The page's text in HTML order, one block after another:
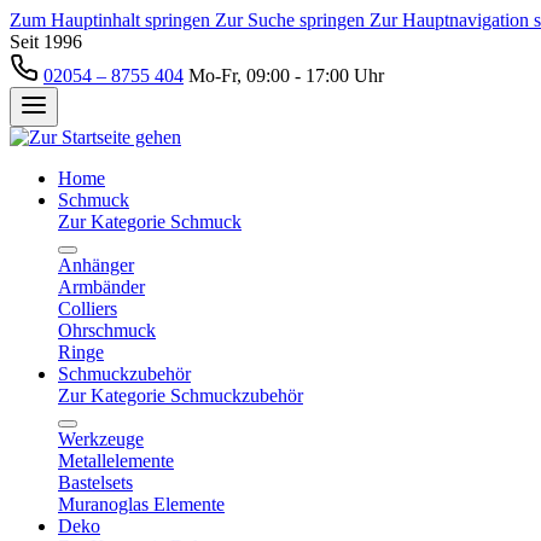
Zum Hauptinhalt springen Zur Suche springen Zur Hauptnavigation
Seit 1996
02054 – 8755 404 Mo-Fr, 09:00 - 17:00 Uhr
Home
Schmuck
Zur Kategorie Schmuck
Anhänger
Armbänder
Colliers
Ohrschmuck
Ringe
Schmuckzubehör
Zur Kategorie Schmuckzubehör
Werkzeuge
Metallelemente
Bastelsets
Muranoglas Elemente
Deko